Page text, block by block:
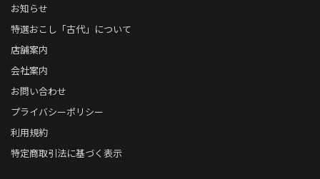
お知らせ
特選おこし「古代」について
店舗案内
会社案内
お問い合わせ
プライバシーポリシー
利用規約
特定商取引法に基づく表示